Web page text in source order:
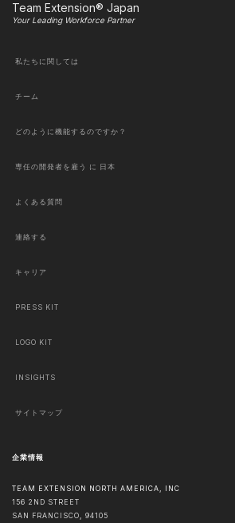
Team Extension® Japan
Your Leading Workforce Partner
私たちに関しては
チーム
どのように機能するのですか？
専任の開発者を雇う に 日本
よくある質問
連絡する
キャリア
PRESS KIT
LOGO KIT
INSIGHTS
サイトマップ
企業情報
TEAM EXTENSION NORTH AMERICA, INC
156 2ND STREET
SAN FRANCISCO, 94105